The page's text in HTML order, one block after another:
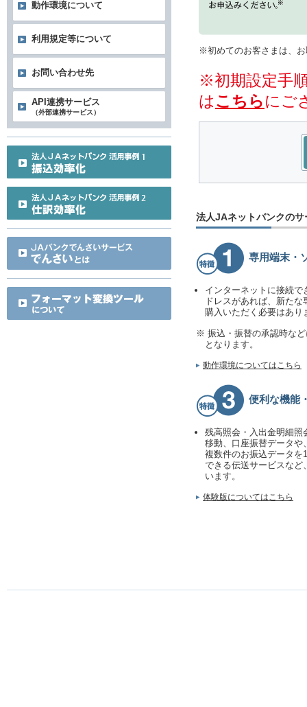
※初めてのお客さまは、
※初期設定手
はこちらにご
法人JAネットバンクの
専用端末・
インターネットに接続
ドレスがあれば、新た
購入いただく必要はあり
※ 振込・振替の承認時な
となります。
動作環境についてはこちら
便利な機能
残高照会・入出金明細照
移動、口座振替データや
複数件のお振込データを
できる伝送サービスなど
います。
体験版についてはこちら
動作環境について
利用規定等について
お問い合わせ先
API連携サービス
（外部連携サービス）